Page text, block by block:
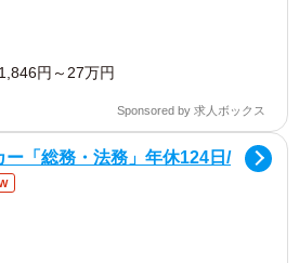
円～27万円
Sponsored by 求人ボックス
ー「総務・法務」年休124日/